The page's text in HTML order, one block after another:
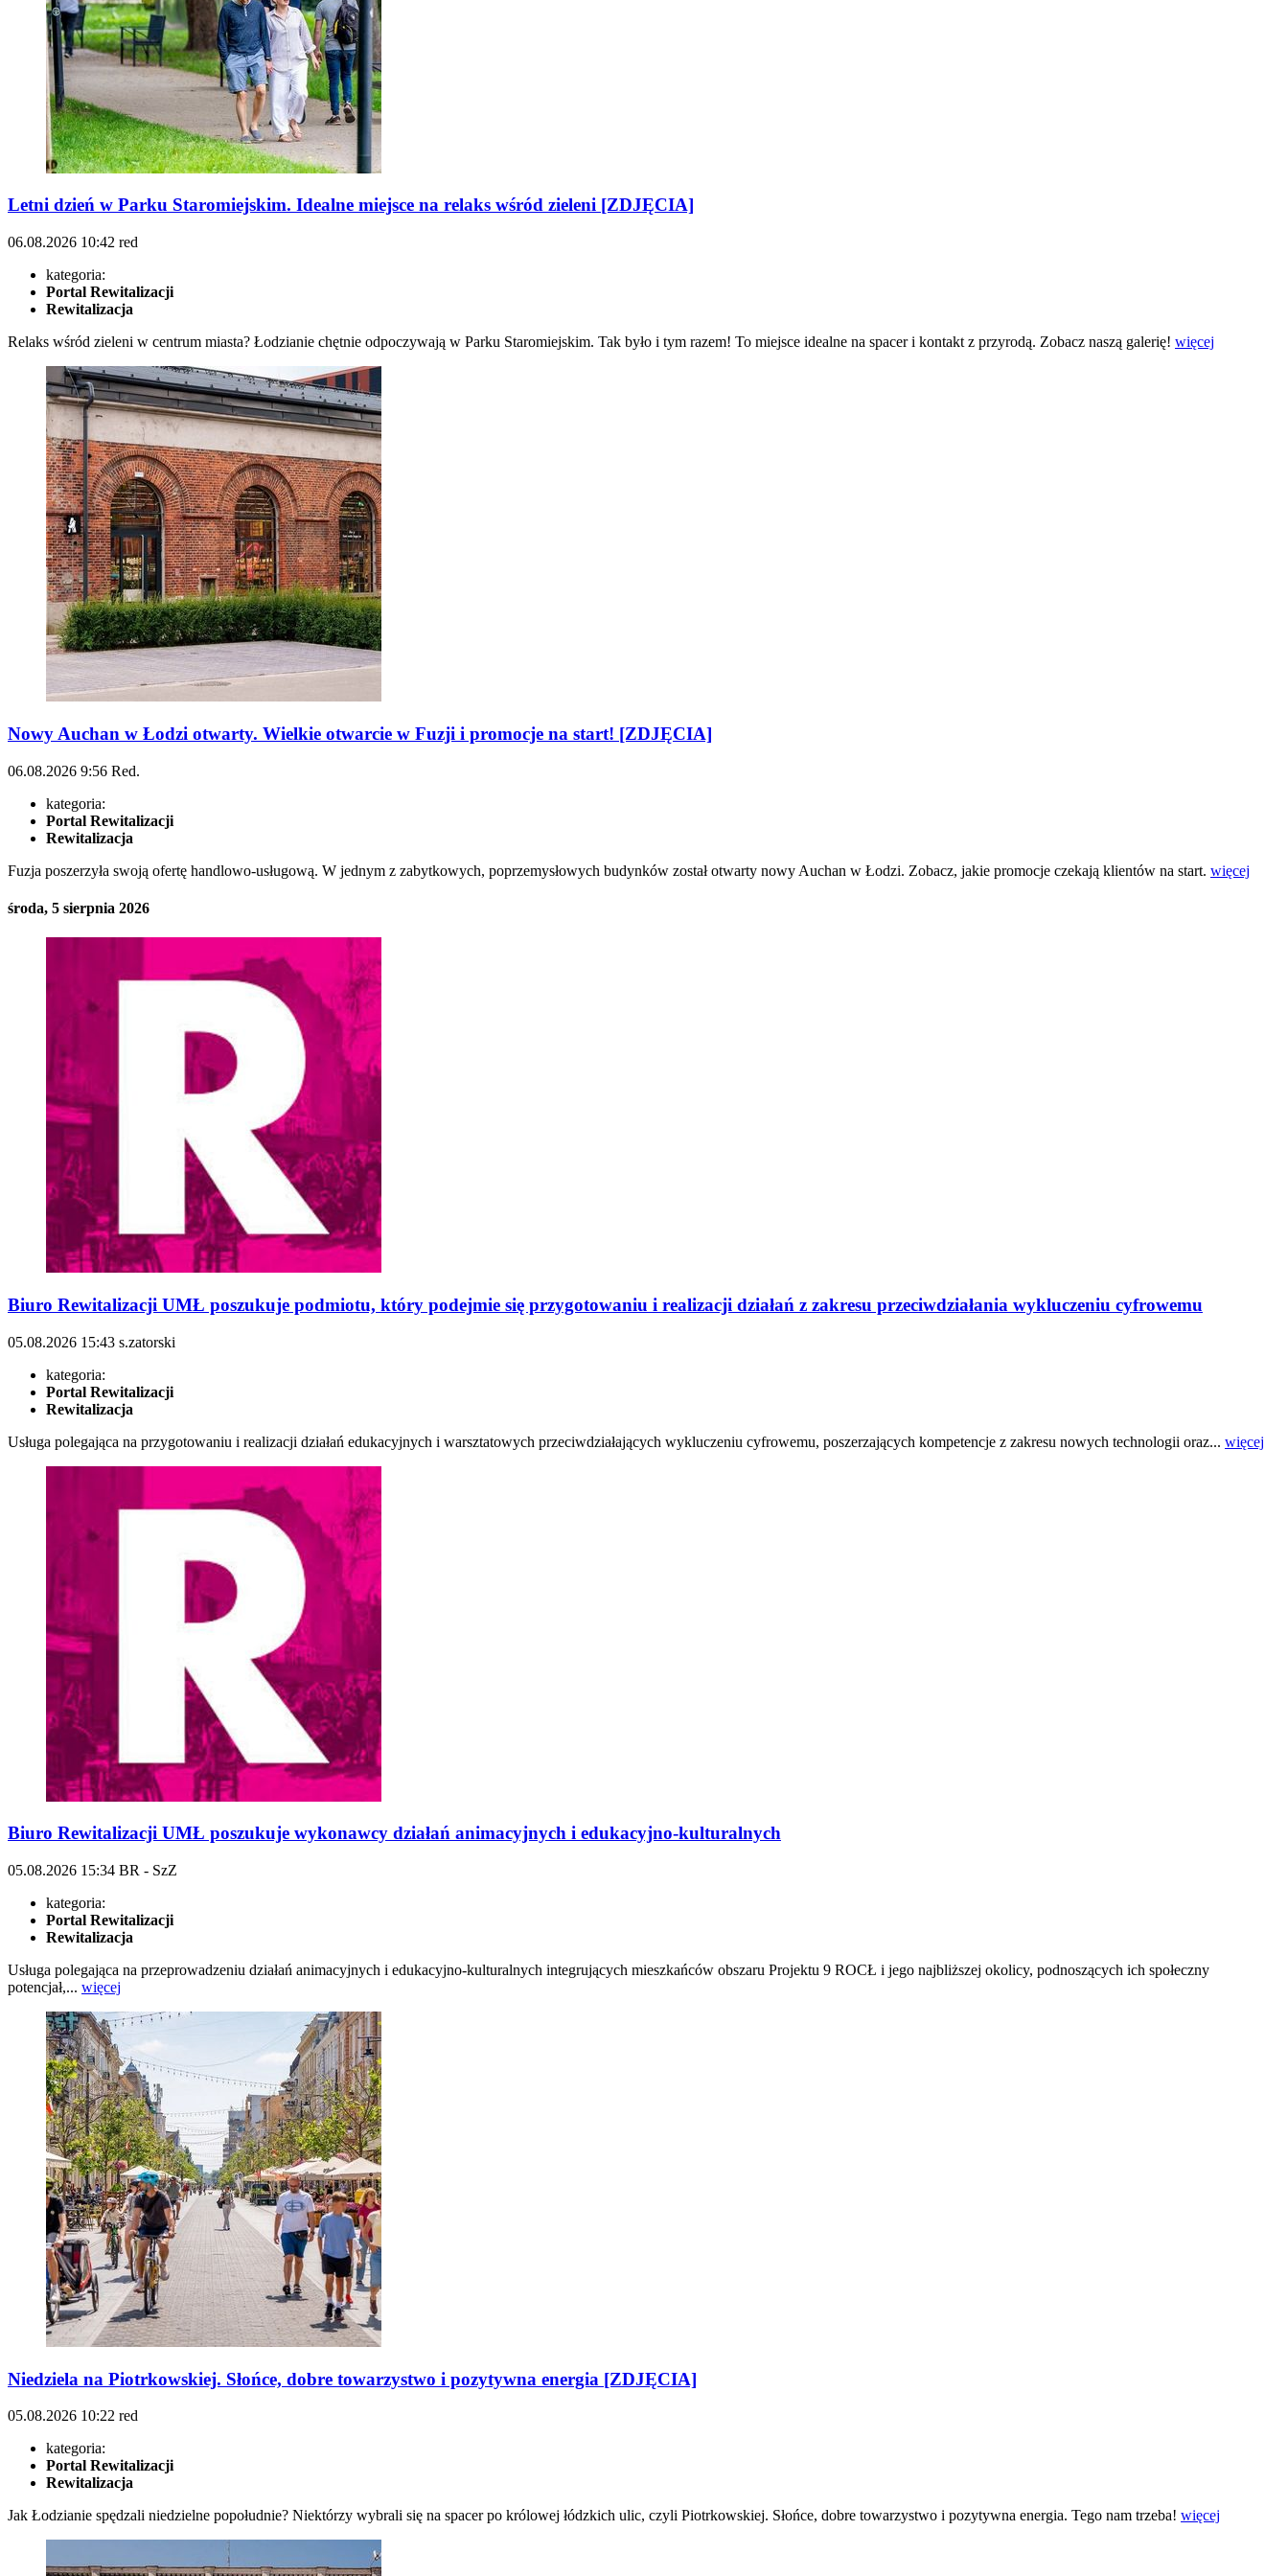
Letni dzień w Parku Staromiejskim. Idealne miejsce na relaks wśród zieleni [ZDJĘCIA]
06.08.2026 10:42 red
kategoria:
Portal Rewitalizacji
Rewitalizacja
Relaks wśród zieleni w centrum miasta? Łodzianie chętnie odpoczywają w Parku Staromiejskim. Tak było i tym razem! To miejsce idealne na spacer i kontakt z przyrodą. Zobacz naszą galerię! więcej
Nowy Auchan w Łodzi otwarty. Wielkie otwarcie w Fuzji i promocje na start! [ZDJĘCIA]
06.08.2026 9:56 Red.
kategoria:
Portal Rewitalizacji
Rewitalizacja
Fuzja poszerzyła swoją ofertę handlowo-usługową. W jednym z zabytkowych, poprzemysłowych budynków został otwarty nowy Auchan w Łodzi. Zobacz, jakie promocje czekają klientów na start. więcej
środa, 5 sierpnia 2026
Biuro Rewitalizacji UMŁ poszukuje podmiotu, który podejmie się przygotowaniu i realizacji działań z zakresu przeciwdziałania wykluczeniu cyfrowemu
05.08.2026 15:43 s.zatorski
kategoria:
Portal Rewitalizacji
Rewitalizacja
Usługa polegająca na przygotowaniu i realizacji działań edukacyjnych i warsztatowych przeciwdziałających wykluczeniu cyfrowemu, poszerzających kompetencje z zakresu nowych technologii oraz... więcej
Biuro Rewitalizacji UMŁ poszukuje wykonawcy działań animacyjnych i edukacyjno-kulturalnych
05.08.2026 15:34 BR - SzZ
kategoria:
Portal Rewitalizacji
Rewitalizacja
Usługa polegająca na przeprowadzeniu działań animacyjnych i edukacyjno-kulturalnych integrujących mieszkańców obszaru Projektu 9 ROCŁ i jego najbliższej okolicy, podnoszących ich społeczny
potencjał,... więcej
Niedziela na Piotrkowskiej. Słońce, dobre towarzystwo i pozytywna energia [ZDJĘCIA]
05.08.2026 10:22 red
kategoria:
Portal Rewitalizacji
Rewitalizacja
Jak Łodzianie spędzali niedzielne popołudnie? Niektórzy wybrali się na spacer po królowej łódzkich ulic, czyli Piotrkowskiej. Słońce, dobre towarzystwo i pozytywna energia. Tego nam trzeba! więcej